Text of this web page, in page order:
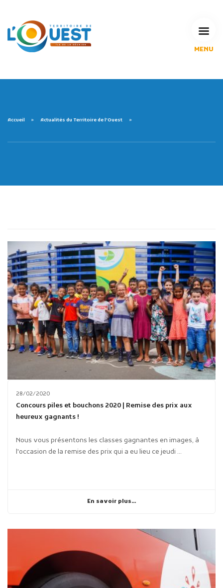
MENU
Publicité des actes
Marchés publics
Projets financés par l'Europe
Plans d'accès
Accueil Actualités du Territoire de l'Ouest
28/02/2020
Concours piles et bouchons 2020 | Remise des prix aux
heureux gagnants !
Nous vous présentons les classes gagnantes en images, à
l'occasion de la remise des prix qui a eu lieu ce jeudi ...
En savoir plus...